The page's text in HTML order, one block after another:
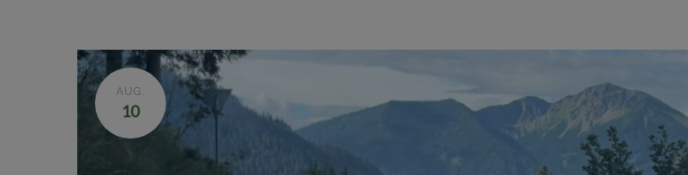
AUG.
10